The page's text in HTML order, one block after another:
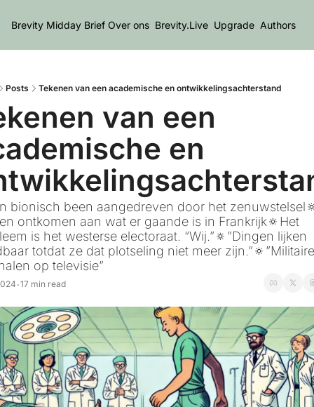
Brevity Midday Brief Over ons Brevity.Live Upgrade Authors
Posts Tekenen van een academische en ontwikkelingsachterstand
van een
en
bionisch been aangedreven door het
ontkomen aan wat er gaande is in Frankrijk🔅Het
is het westerse electoraat. “Wij.”🔅”Dingen lijken
totdat ze dat plotseling niet meer zijn.”🔅”Militaire
op televisie”
•17 min read